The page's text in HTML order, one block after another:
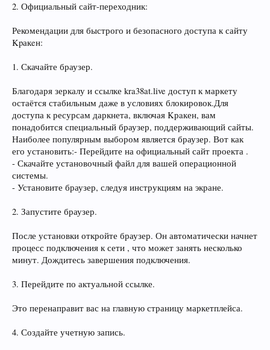
2. Официальный сайт-переходник:
Рекомендации для быстрого и безопасного доступа к сайту
Kpакeн:
1. Скачайте браузер.
Благодаря зеркалу и ссылке kra38at.live доступ к маркету
остаётся стабильным даже в условиях блокировок.Для
доступа к ресурсам даркнета, включая Kрaкен, вам
понадобится специальный браузер, поддерживающий сайты.
Наиболее популярным выбором является браузер. Вот как
его установить:- Перейдите на официальный сайт проекта .
- Скачайте установочный файл для вашей операционной
системы.
- Установите браузер, следуя инструкциям на экране.
2. Запустите браузер.
После установки откройте браузер. Он автоматически начнет
процесс подключения к сети , что может занять несколько
минут. Дождитесь завершения подключения.
3. Перейдите по актуальной ссылке.
Это перенаправит вас на главную страницу маркетплейса.
4. Создайте учетную запись.